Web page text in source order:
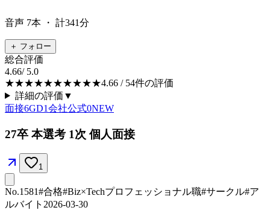
音声 7本 ・ 計341分
＋ フォロー
総合評価
4.66/ 5.0
★★★★★★★★★★4.66 / 54件の評価
詳細の評価 ▼
面接6GD1会社公式0NEW
27卒 本選考 1次 個人面接
1
No.1581#合格#Biz×Techプロフェッショナル職#サークル#ア
ルバイト 2026-03-30